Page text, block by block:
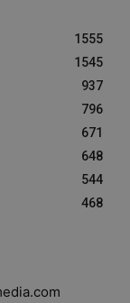
1555
1545
937
796
671
648
544
468